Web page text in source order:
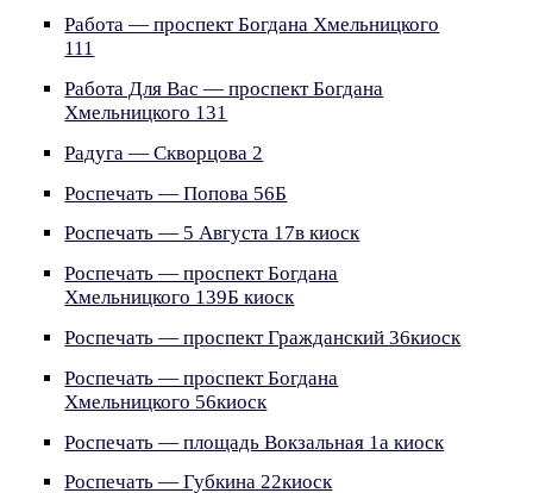
Работа — проспект Богдана Хмельницкого
111
Работа Для Вас — проспект Богдана
Хмельницкого 131
Радуга — Скворцова 2
Роспечать — Попова 56Б
Роспечать — 5 Августа 17в киоск
Роспечать — проспект Богдана
Хмельницкого 139Б киоск
Роспечать — проспект Гражданский 36киоск
Роспечать — проспект Богдана
Хмельницкого 56киоск
Роспечать — площадь Вокзальная 1а киоск
Роспечать — Губкина 22киоск